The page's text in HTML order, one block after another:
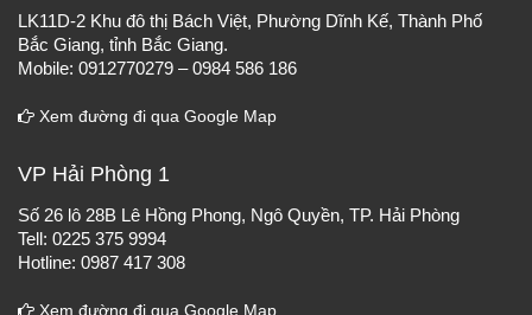
LK11D-2 Khu đô thị Bách Việt, Phường Dĩnh Kế, Thành Phố
Bắc Giang, tỉnh Bắc Giang.
Mobile: 0912770279 – 0984 586 186
Xem đường đi qua Google Map
VP Hải Phòng 1
Số 26 lô 28B Lê Hồng Phong, Ngô Quyền, TP. Hải Phòng
Tell: 0225 375 9994
Hotline: 0987 417 308
Xem đường đi qua Google Map